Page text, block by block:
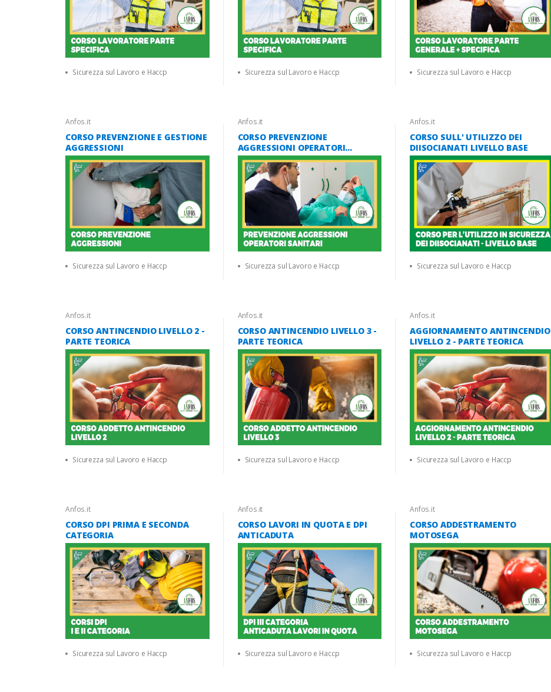
Sicurezza sul Lavoro e Haccp Sicurezza sul Lavoro e Haccp Sicurezza sul Lavoro e Haccp
Anfos.it
CORSO PREVENZIONE E GESTIONE
AGGRESSIONI
Sicurezza sul Lavoro e Haccp
Anfos.it
CORSO PREVENZIONE
AGGRESSIONI OPERATORI
SANITARI
Sicurezza sul Lavoro e Haccp
Anfos.it
CORSO SULL' UTILIZZO DEI
DIISOCIANATI LIVELLO BASE
Sicurezza sul Lavoro e Haccp
Anfos.it
CORSO ANTINCENDIO LIVELLO 2 -
PARTE TEORICA
Sicurezza sul Lavoro e Haccp
Anfos.it
CORSO ANTINCENDIO LIVELLO 3 -
PARTE TEORICA
Sicurezza sul Lavoro e Haccp
Anfos.it
AGGIORNAMENTO ANTINCENDIO
LIVELLO 2 - PARTE TEORICA
Sicurezza sul Lavoro e Haccp
Anfos.it
CORSO DPI PRIMA E SECONDA
CATEGORIA
Sicurezza sul Lavoro e Haccp
Anfos.it
CORSO LAVORI IN QUOTA E DPI
ANTICADUTA
Sicurezza sul Lavoro e Haccp
Anfos.it
CORSO ADDESTRAMENTO
MOTOSEGA
Sicurezza sul Lavoro e Haccp